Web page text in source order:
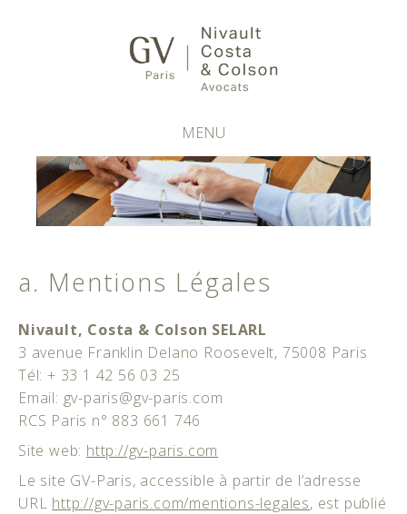
MENU
a. Mentions Légales
Nivault, Costa & Colson SELARL
3 avenue Franklin Delano Roosevelt, 75008 Paris
Tél: + 33 1 42 56 03 25
Email: gv-paris@gv-paris.com
RCS Paris n° 883 661 746
Site web: http://gv-paris.com
Le site GV-Paris, accessible à partir de l’adresse
URL http://gv-paris.com/mentions-legales, est publié